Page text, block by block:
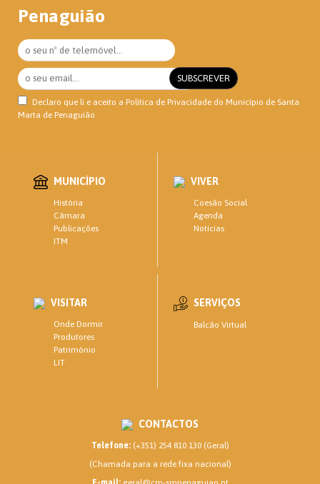
Penaguião
Declaro que li e aceito a Política de Privacidade do Município de Santa
Marta de Penaguião
MUNICÍPIO
História
Câmara
Publicações
ITM
VIVER
Coesão Social
Agenda
Notícias
VISITAR
Onde Dormir
Produtores
Património
LIT
SERVIÇOS
Balcão Virtual
CONTACTOS
Telefone:(+351) 254 810 130 (Geral)
(Chamada para a rede fixa nacional)